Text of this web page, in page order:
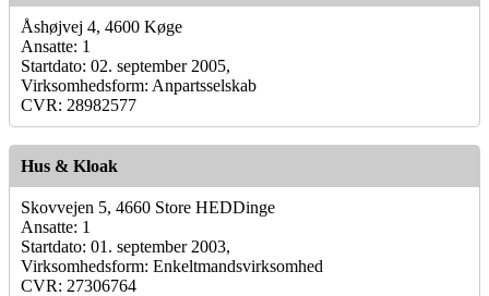
Åshøjvej 4, 4600 Køge
Ansatte: 1
Startdato: 02. september 2005,
Virksomhedsform: Anpartsselskab
CVR: 28982577
Hus & Kloak
Skovvejen 5, 4660 Store HEDDinge
Ansatte: 1
Startdato: 01. september 2003,
Virksomhedsform: Enkeltmandsvirksomhed
CVR: 27306764